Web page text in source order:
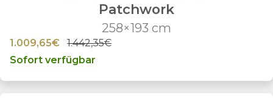
Patchwork
258×193 cm
1.009,65€
1.442,35€
Sofort verfügbar